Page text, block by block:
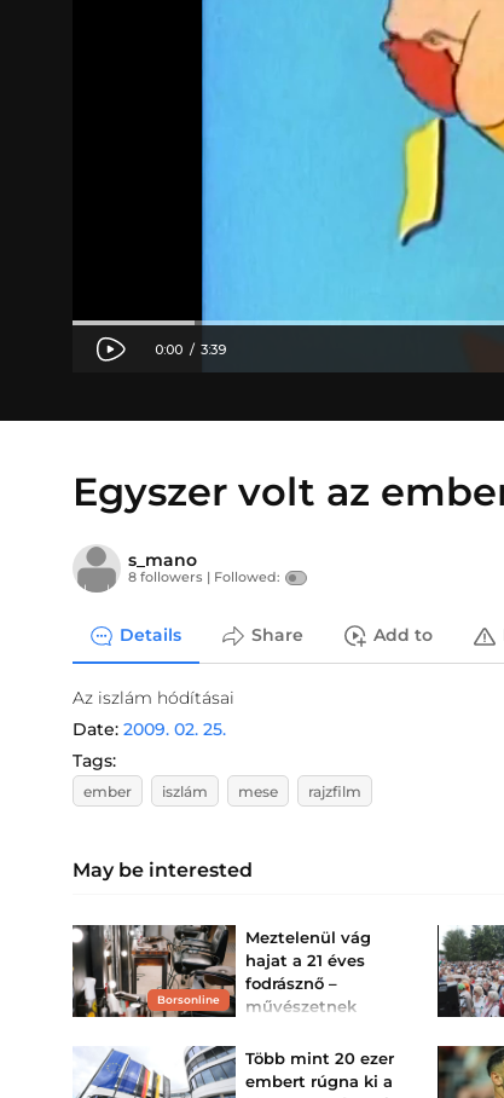
Egyszer volt az
s_mano
8 followers | Followed:
Details Share Add to
Az iszlám hódításai
Date: 2009. 02. 25.
Tags:
ember iszlám mese rajzfilm
May be interested
Borsonline
Meztelenül vág
hajat a 21 éves
fodrásznő –
művészetnek
szomszédok
viszont kiakadtak
Több mint 20 ezer
embert rúgna ki a